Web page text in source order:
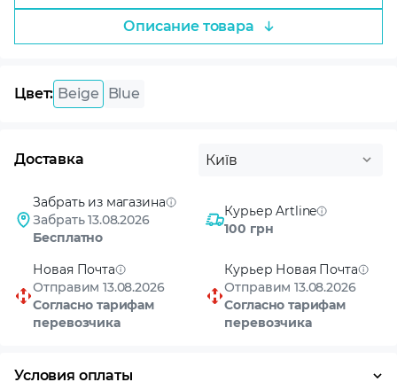
Описание товара
Цвет: Beige Blue
Доставка Київ
Забрать из магазина
Забрать 13.08.2026
Бесплатно
Курьер Artline
100 грн
Новая Почта
Отправим 13.08.2026
Согласно тарифам
перевозчика
Курьер Новая Почта
Отправим 13.08.2026
Согласно тарифам
перевозчика
Условия оплаты